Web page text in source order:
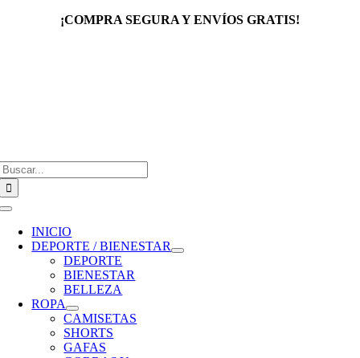
¡COMPRA SEGURA Y ENVÍOS GRATIS!
Toggle
Navigation
INICIO
DEPORTE / BIENESTAR
DEPORTE
BIENESTAR
BELLEZA
ROPA
CAMISETAS
SHORTS
GAFAS